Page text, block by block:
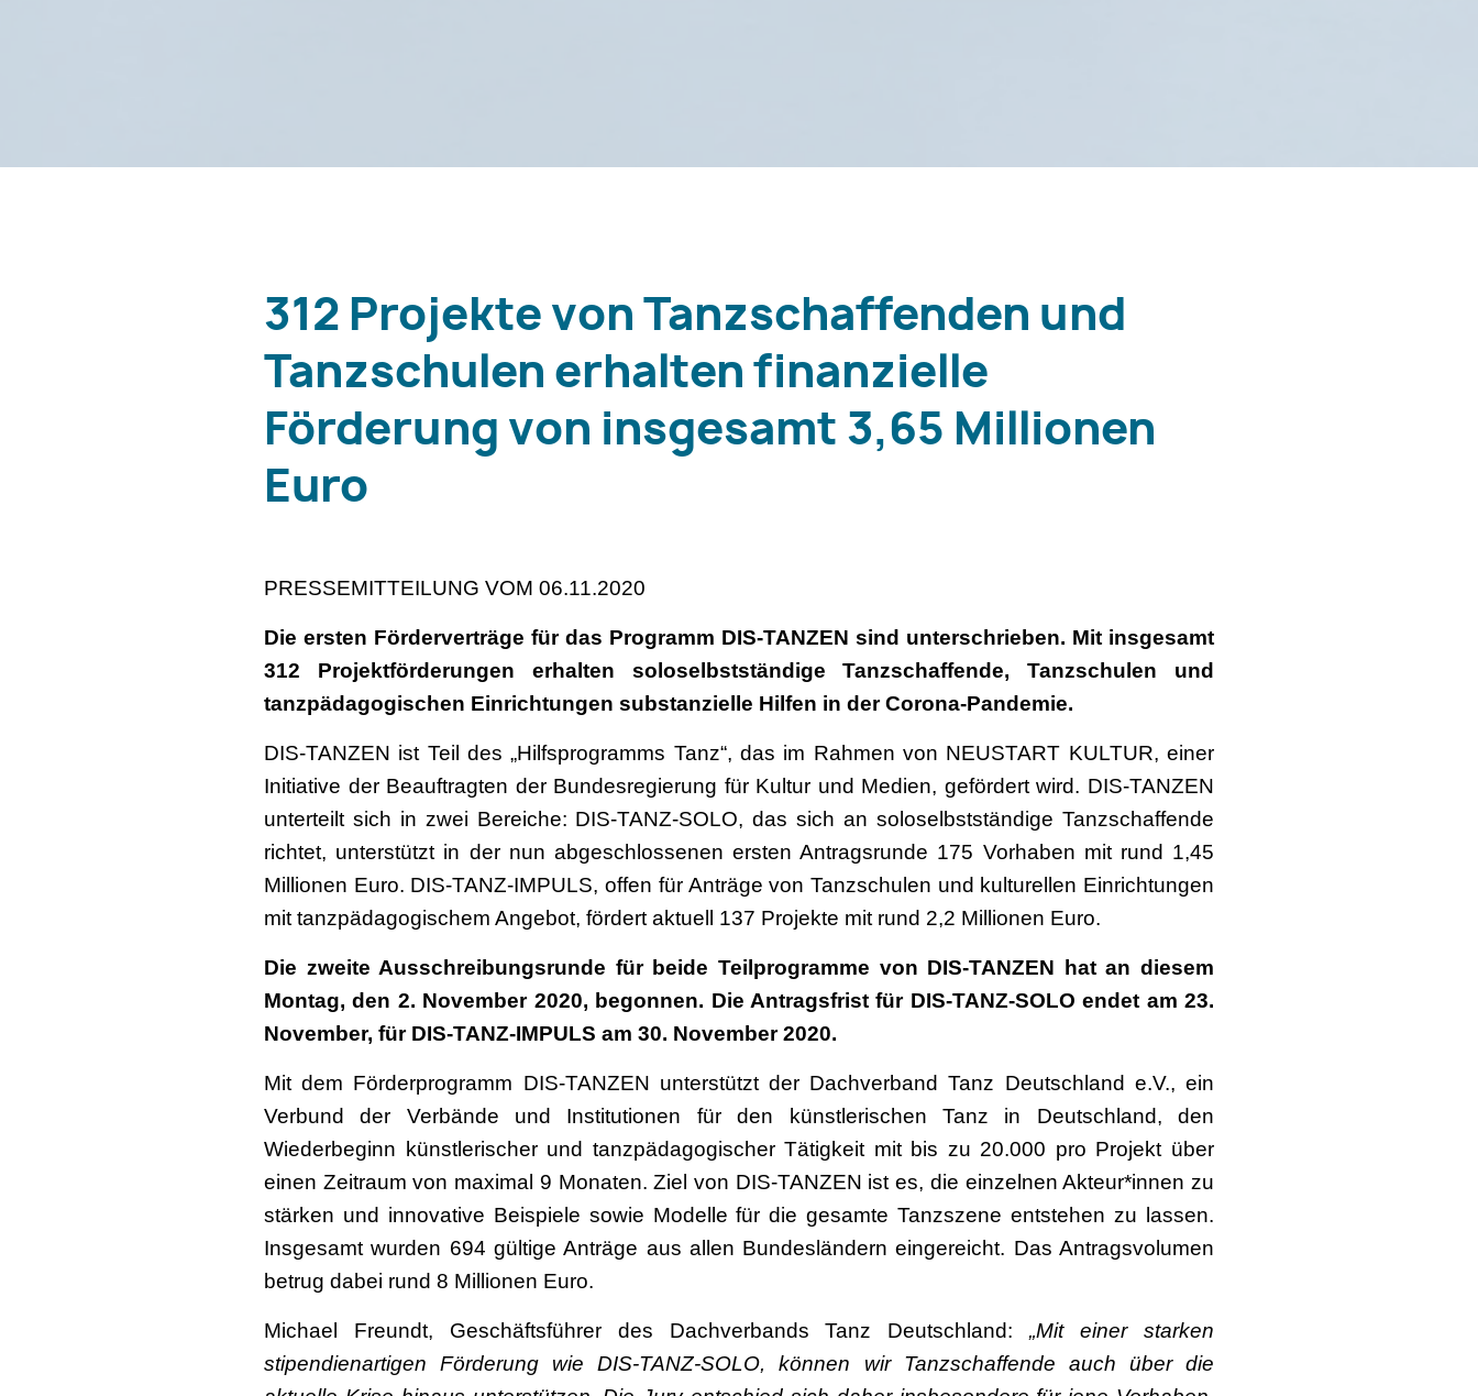
312 Projekte von Tanzschaffenden und
Tanzschulen erhalten finanzielle
Förderung von insgesamt 3,65 Millionen
Euro
PRESSEMITTEILUNG VOM 06.11.2020
Die ersten Förderverträge für das Programm DIS-TANZEN sind unterschrieben. Mit insgesamt
312 Projektförderungen erhalten soloselbstständige Tanzschaffende, Tanzschulen und
tanzpädagogischen Einrichtungen substanzielle Hilfen in der Corona-Pandemie.
DIS-TANZEN ist Teil des „Hilfsprogramms Tanz“, das im Rahmen von NEUSTART KULTUR, einer
Initiative der Beauftragten der Bundesregierung für Kultur und Medien, gefördert wird. DIS-TANZEN
unterteilt sich in zwei Bereiche: DIS-TANZ-SOLO, das sich an soloselbstständige Tanzschaffende
richtet, unterstützt in der nun abgeschlossenen ersten Antragsrunde 175 Vorhaben mit rund 1,45
Millionen Euro. DIS-TANZ-IMPULS, offen für Anträge von Tanzschulen und kulturellen Einrichtungen
mit tanzpädagogischem Angebot, fördert aktuell 137 Projekte mit rund 2,2 Millionen Euro.
Die zweite Ausschreibungsrunde für beide Teilprogramme von DIS-TANZEN hat an diesem
Montag, den 2. November 2020, begonnen. Die Antragsfrist für DIS-TANZ-SOLO endet am 23.
November, für DIS-TANZ-IMPULS am 30. November 2020.
Mit dem Förderprogramm DIS-TANZEN unterstützt der Dachverband Tanz Deutschland e.V., ein
Verbund der Verbände und Institutionen für den künstlerischen Tanz in Deutschland, den
Wiederbeginn künstlerischer und tanzpädagogischer Tätigkeit mit bis zu 20.000 pro Projekt über
einen Zeitraum von maximal 9 Monaten. Ziel von DIS-TANZEN ist es, die einzelnen Akteur*innen zu
stärken und innovative Beispiele sowie Modelle für die gesamte Tanzszene entstehen zu lassen.
Insgesamt wurden 694 gültige Anträge aus allen Bundesländern eingereicht. Das Antragsvolumen
betrug dabei rund 8 Millionen Euro.
Michael Freundt, Geschäftsführer des Dachverbands Tanz Deutschland:„Mit einer starken
stipendienartigen Förderung wie DIS-TANZ-SOLO, können wir Tanzschaffende auch über die